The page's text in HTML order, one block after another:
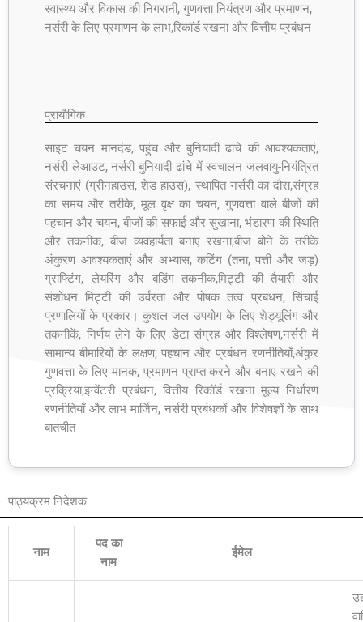
स्वास्थ्य और विकास की निगरानी, गुणवत्ता नियंत्रण और प्रमाणन,
नर्सरी के लिए प्रमाणन के लाभ,रिकॉर्ड रखना और वित्तीय प्रबंधन
प्रायौगिक
साइट चयन मानदंड, पहुंच और बुनियादी ढांचे की आवश्यकताएं,
नर्सरी लेआउट, नर्सरी बुनियादी ढांचे में स्वचालन जलवायु-नियंत्रित
संरचनाएं (ग्रीनहाउस, शेड हाउस), स्थापित नर्सरी का दौरा,संग्रह
का समय और तरीके, मूल वृक्ष का चयन, गुणवत्ता वाले बीजों की
पहचान और चयन, बीजों की सफाई और सुखाना, भंडारण की स्थिति
और तकनीक, बीज व्यवहार्यता बनाए रखना,बीज बोने के तरीके
अंकुरण आवश्यकताएं और अभ्यास, कटिंग (तना, पत्ती और जड़)
ग्राफ्टिंग, लेयरिंग और बडिंग तकनीक,मिट्टी की तैयारी और
संशोधन मिट्टी की उर्वरता और पोषक तत्व प्रबंधन, सिंचाई
प्रणालियों के प्रकार। कुशल जल उपयोग के लिए शेड्यूलिंग और
तकनीकें, निर्णय लेने के लिए डेटा संग्रह और विश्लेषण,नर्सरी में
सामान्य बीमारियों के लक्षण, पहचान और प्रबंधन रणनीतियाँ,अंकुर
गुणवत्ता के लिए मानक, प्रमाणन प्राप्त करने और बनाए रखने की
प्रक्रिया,इन्वेंटरी प्रबंधन, वित्तीय रिकॉर्ड रखना मूल्य निर्धारण
रणनीतियाँ और लाभ मार्जिन, नर्सरी प्रबंधकों और विशेषज्ञों के साथ
बातचीत
पाठ्यक्रम निदेशक
नाम
पद का
नाम
ईमेल